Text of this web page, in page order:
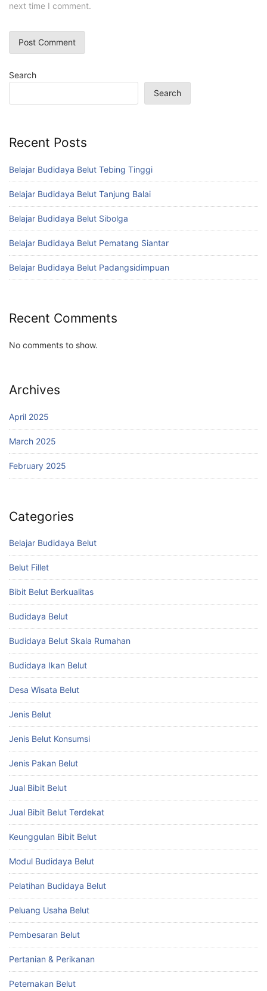
next time I comment.
Search
Search
Recent Posts
Belajar Budidaya Belut Tebing Tinggi
Belajar Budidaya Belut Tanjung Balai
Belajar Budidaya Belut Sibolga
Belajar Budidaya Belut Pematang Siantar
Belajar Budidaya Belut Padangsidimpuan
Recent Comments
No comments to show.
Archives
April 2025
March 2025
February 2025
Categories
Belajar Budidaya Belut
Belut Fillet
Bibit Belut Berkualitas
Budidaya Belut
Budidaya Belut Skala Rumahan
Budidaya Ikan Belut
Desa Wisata Belut
Jenis Belut
Jenis Belut Konsumsi
Jenis Pakan Belut
Jual Bibit Belut
Jual Bibit Belut Terdekat
Keunggulan Bibit Belut
Modul Budidaya Belut
Pelatihan Budidaya Belut
Peluang Usaha Belut
Pembesaran Belut
Pertanian & Perikanan
Peternakan Belut